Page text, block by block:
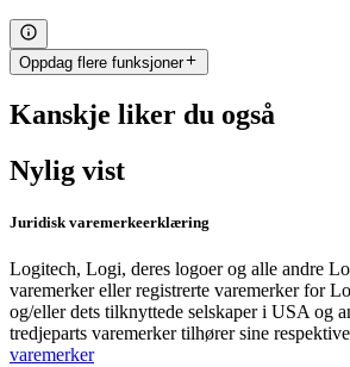
Oppdag flere funksjoner
Kanskje liker du også
Nylig vist
Juridisk varemerkeerklæring
Logitech, Logi, deres logoer og alle andre
varemerker eller registrerte varemerker for
og/eller dets tilknyttede selskaper i USA og
tredjeparts varemerker tilhører sine
varemerker